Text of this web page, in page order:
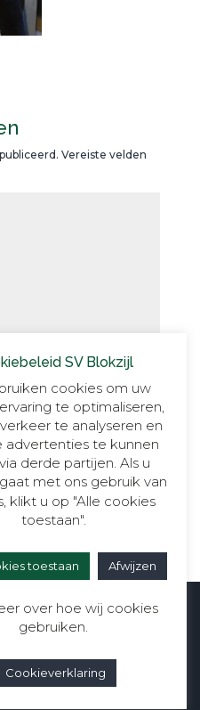
Vereiste velden
| Alle rechten
Blokzijl ©2026
SV Blokzijl
cookies om uw
te optimaliseren,
te analyseren en
advertenties te kunnen
derde partijen. Als u
met ons gebruik van
klikt u op "Alle cookies
toestaan".
toestaan Afwijzen
over hoe wij cookies
gebruiken.
Cookieverklaring